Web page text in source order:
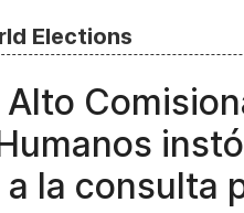
Elections
la consulta